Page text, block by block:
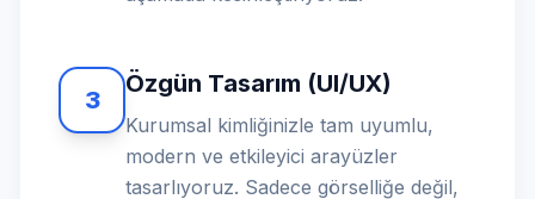
3
Özgün Tasarım (UI/UX)
Kurumsal kimliğinizle tam uyumlu,
modern ve etkileyici arayüzler
tasarlıyoruz. Sadece görselliğe değil,